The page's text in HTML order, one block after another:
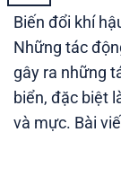
Biến đổi khí
Những tác
gây ra những
biển, đặc biệt
và mực. Bài